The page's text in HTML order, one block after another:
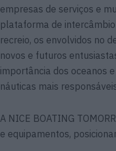
empresas de serviços e
plataforma de
recreio, os envolvidos no
novos e futuros
importância dos oceanos
náuticas mais
A NICE BOATING
e equipamentos,